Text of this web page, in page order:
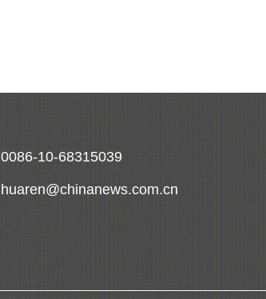
0086-10-68315039
huaren@chinanews.com.cn